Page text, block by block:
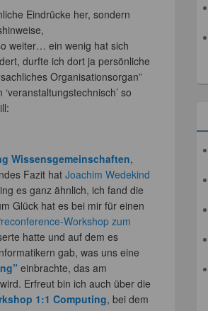
Eindrücke her, sondern
weiter… ein wenig hat sich
durfte ich dort ja persönliche
Organisationsorgan”
so
Wissensgemeinschaften,
Fazit hatJoachim Wedekind
es ganz ähnlich, ich fand die
Glück hat es bei mir für einen
Workshop zum
hatte und auf dem es
gab, was uns eine
einbrachte, das am
Erfreut bin ich auch über die
1:1 Computing, bei dem